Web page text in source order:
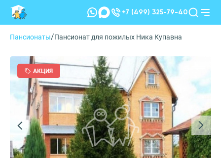
+7 (499) 325-79-40
Пансионаты/Пансионат для пожилых Ника Купавна
АКЦИЯ